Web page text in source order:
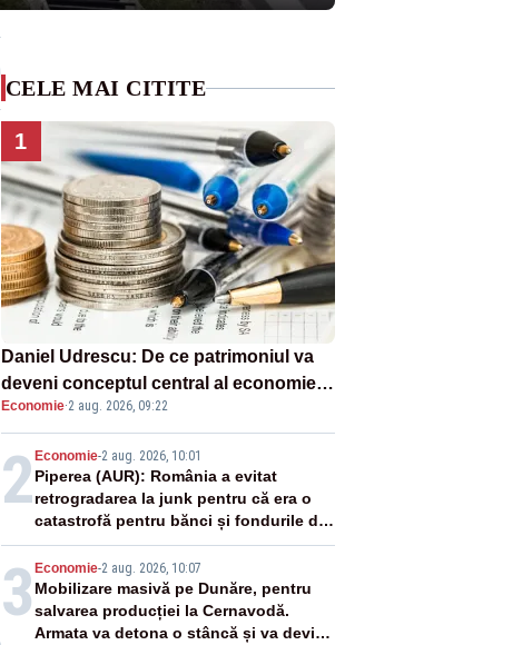
CELE MAI CITITE
1
Daniel Udrescu: De ce patrimoniul va
deveni conceptul central al economiei
viitoare?
Economie·2 aug. 2026, 09:22
2 Economie-2 aug. 2026, 10:01
Piperea (AUR): România a evitat
retrogradarea la junk pentru că era o
catastrofă pentru bănci și fondurile de
pensii
3 Economie-2 aug. 2026, 10:07
Mobilizare masivă pe Dunăre, pentru
salvarea producției la Cernavodă.
Armata va detona o stâncă și va devia